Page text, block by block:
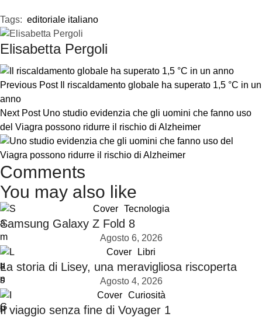
Tags: editoriale italiano
Elisabetta Pergoli
Previous Post
Il riscaldamento globale ha superato 1,5 °C in un
anno
Next Post Uno studio evidenzia che gli uomini che fanno uso
del Viagra possono ridurre il rischio di Alzheimer
Comments
You may also like
Cover Tecnologia
Samsung Galaxy Z Fold 8
Agosto 6, 2026
Cover
Libri
La storia di Lisey, una meravigliosa riscoperta
Agosto 4, 2026
Cover
Curiosità
Il viaggio senza fine di Voyager 1